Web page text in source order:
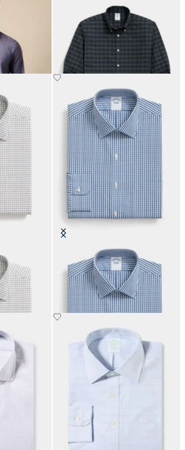
Slim Fit Non-Iron Stretch Oxford-
Karohemd mit Button Down
Kragen
€74.50
Regular Fit Baumwollhemd mit
Ainsley-Kragen
€89.40